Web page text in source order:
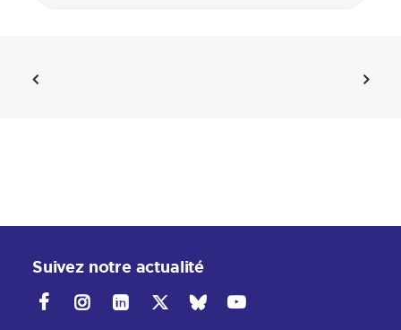
Suivez notre actualité